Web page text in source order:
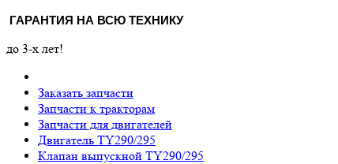
ГАРАНТИЯ НА ВСЮ ТЕХНИКУ
до 3-х лет!
Заказать запчасти
Запчасти к тракторам
Запчасти для двигателей
Двигатель TY290/295
Клапан выпускной TY290/295